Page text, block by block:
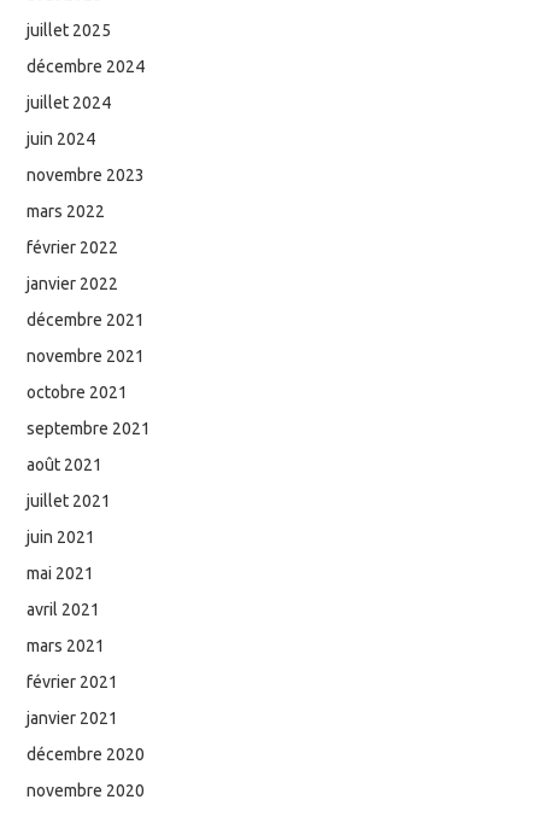
juillet 2025
décembre 2024
juillet 2024
juin 2024
novembre 2023
mars 2022
février 2022
janvier 2022
décembre 2021
novembre 2021
octobre 2021
septembre 2021
août 2021
juillet 2021
juin 2021
mai 2021
avril 2021
mars 2021
février 2021
janvier 2021
décembre 2020
novembre 2020